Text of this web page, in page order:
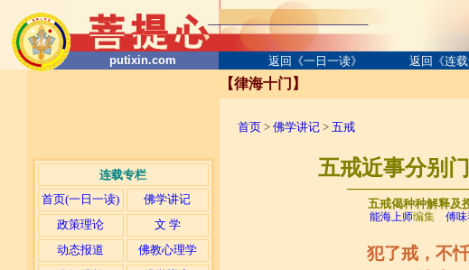
putixin.com 返回《一日一读》 返回《连载
连载专栏
首页(一日一读)
佛学讲记
政策理论
文 学
动态报道
佛教心理学
【律海十门】
首页 > 佛学讲记 > 五戒
五戒近事分别
五戒偈种种解释及
能海上师编集 傅
犯了戒，不